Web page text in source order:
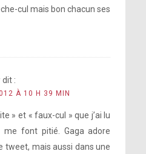
cul mais bon chacun ses
dit :
À 10 H 39 MIN
» et « faux-cul » que j’ai lu
me font pitié. Gaga adore
tweet, mais aussi dans une